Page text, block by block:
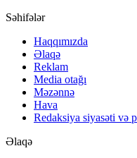
Səhifələr
Haqqımızda
Əlaqə
Reklam
Media otağı
Məzənnə
Hava
Redaksiya siyasəti və
Əlaqə